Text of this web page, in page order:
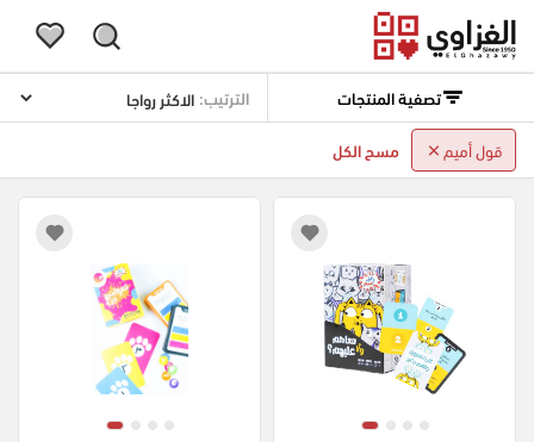
تصفية المنتجات الترتيب:
قول أميم مسح الكل